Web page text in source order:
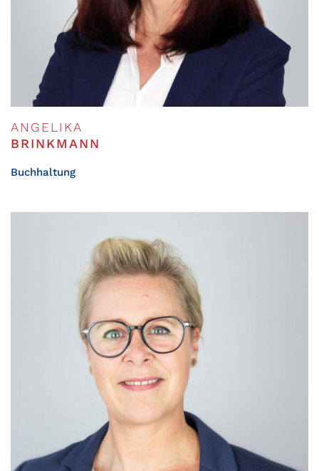
ANGELIKA
BRINKMANN
Buchhaltung